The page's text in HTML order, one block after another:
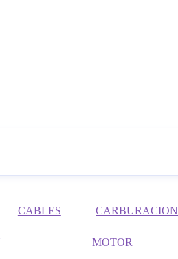
CABLES CARBURACION
MOTOR